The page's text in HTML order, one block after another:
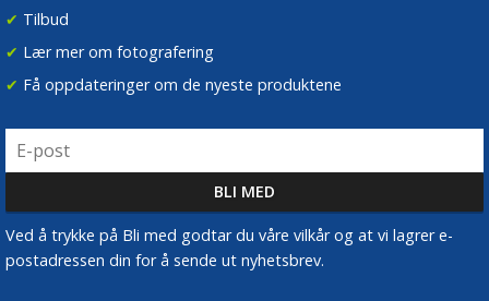
✔ Tilbud
✔ Lær mer om fotografering
✔ Få oppdateringer om de nyeste produktene
Ved å trykke på Bli med godtar du våre vilkår og at vi lagrer e-
postadressen din for å sende ut nyhetsbrev.